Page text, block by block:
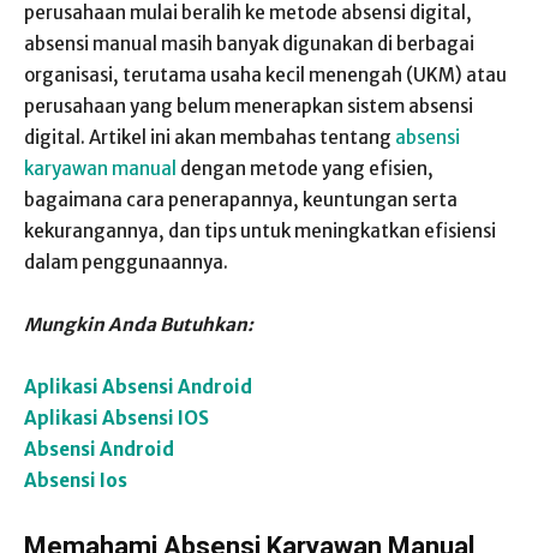
perusahaan mulai beralih ke metode absensi digital,
absensi manual masih banyak digunakan di berbagai
organisasi, terutama usaha kecil menengah (UKM) atau
perusahaan yang belum menerapkan sistem absensi
digital. Artikel ini akan membahas tentang absensi
karyawan manual dengan metode yang efisien,
bagaimana cara penerapannya, keuntungan serta
kekurangannya, dan tips untuk meningkatkan efisiensi
dalam penggunaannya.
Mungkin Anda Butuhkan:
Aplikasi Absensi Android
Aplikasi Absensi IOS
Absensi Android
Absensi Ios
Memahami Absensi Karyawan Manual